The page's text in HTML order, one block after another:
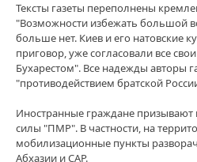
Тексты газеты переполнены
"Возможности избежать большой
больше нет. Киев и его натовские
приговор, уже согласовали все
Бухарестом". Все надежды авторы
"противодействием братской
Иностранные граждане призывают
силы "ПМР". В частности, на
мобилизационные пункты
Абхазии и САР.